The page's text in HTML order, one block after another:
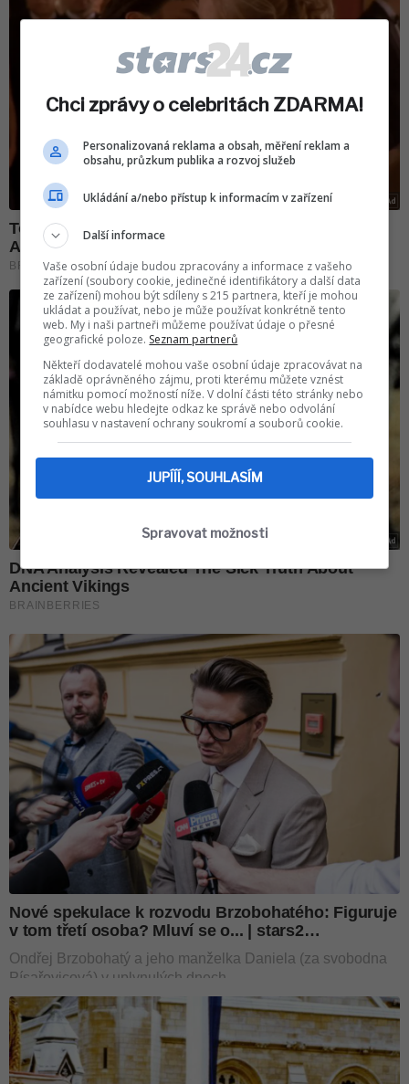
Chci zprávy o celebritách ZDARMA!
Personalizovaná reklama a obsah, měření reklam a
obsahu, průzkum publika a rozvoj služeb
Ukládání a/nebo přístup k informacím v zařízení
Další informace
Vaše osobní údaje budou zpracovány a informace z vašeho
zařízení (soubory cookie, jedinečné identifikátory a další data
ze zařízení) mohou být sdíleny s 215 partnera, kteří je mohou
ukládat a používat, nebo je může používat konkrétně tento
web. My i naši partneři můžeme používat údaje o přesné
geografické poloze. Seznam partnerů
Někteří dodavatelé mohou vaše osobní údaje zpracovávat na
základě oprávněného zájmu, proti kterému můžete vznést
námitku pomocí možností níže. V dolní části této stránky nebo
v nabídce webu hledejte odkaz ke správě nebo odvolání
souhlasu v nastavení ochrany soukromí a souborů cookie.
JUPÍÍÍ, SOUHLASÍM
Spravovat možnosti